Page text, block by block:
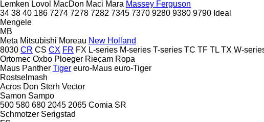
Lemken Lovol MacDon Maci Mara Massey Ferguson
34 38 40 186 7274 7278 7282 7345 7370 9280 9380 9790 Ideal
Mengele
MB
Meta Mitsubishi Moreau New Holland
8030 CR CS CX FR FX L-series M-series T-series TC TF TL TX W-
Ortomec Oxbo Ploeger Riecam Ropa
Maus Panther Tiger euro-Maus euro-Tiger
Rostselmash
Acros Don Sterh Vector
Samon Sampo
500 580 680 2045 2065 Comia SR
Schmotzer Serigstad